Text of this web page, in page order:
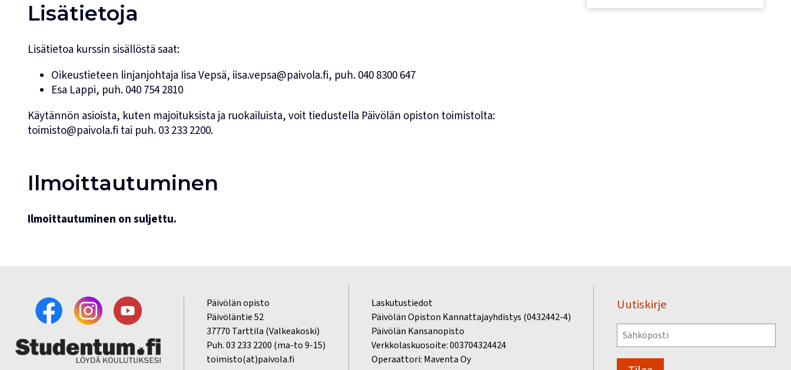
Lisätietoja
Lisätietoa kurssin sisällöstä saat:
Oikeustieteen linjanjohtaja Iisa Vepsä, iisa.vepsa@paivola.fi, puh.040 8300 647
Esa Lappi, puh.040 754 2810
Käytännön asioista, kuten majoituksista ja ruokailuista, voit tiedustella Päivölän opiston toimistolta:
toimisto@paivola.fi tai puh.03 233 2200.
Ilmoittautuminen
Ilmoittautuminen on suljettu.
Päivölän opisto
Päivöläntie 52
37770 Tarttila (Valkeakoski)
Puh. 03 233 2200 (ma-to 9-15)
toimisto(at)paivola.fi
Laskutustiedot
Päivölän Opiston Kannattajayhdistys (0432442-4)
Päivölän Kansanopisto
Verkkolaskuosoite: 003704324424
Operaattori: Maventa Oy
Uutiskirje